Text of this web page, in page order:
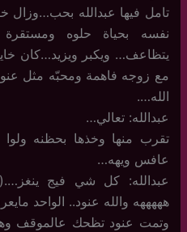
تامل فيها عبدالله بحب…وزال
نفسه بحياة حلوه
يتظاعف… ويكبر ويزيد…كان
مع زوجه فاهمة ومحبّه مثل
الله….
عبدالله: تعالي…
تقرب منها وخذها بحظنه
عافس ويهه…
عبدالله: كل شي فيج
هههههه والله عنود.. الواحد
وتمت عنود تظحك عالموقف